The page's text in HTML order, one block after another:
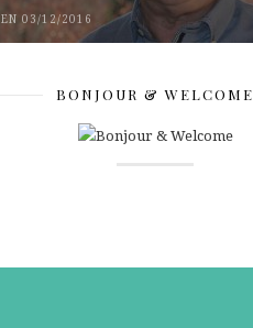
EN 03/12/2016
BONJOUR & WELCOME